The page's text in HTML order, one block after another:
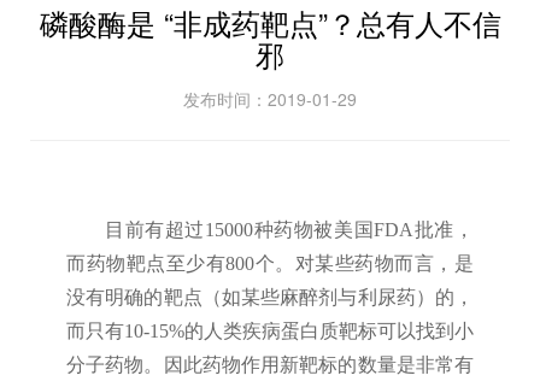
磷酸酶是 “非成药靶点”？总有人不信
邪
发布时间：2019-01-29
目前有超过15000种药物被美国FDA批准，
而药物靶点至少有800个。对某些药物而言，是
没有明确的靶点（如某些麻醉剂与利尿药）的，
而只有10-15%的人类疾病蛋白质靶标可以找到小
分子药物。因此药物作用新靶标的数量是非常有